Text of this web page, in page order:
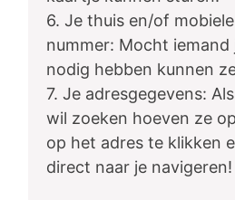
6. Je thuis en/of
nummer: Mocht iemand
nodig hebben kunnen
7. Je adresgegevens:
wil zoeken hoeven ze
op het adres te klikken
direct naar je navigeren!